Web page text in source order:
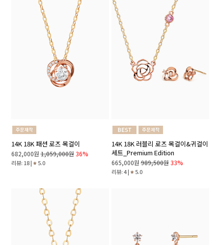
14K 18K 패션 로즈 목걸이
682,000원 1,059,000원 36%
리뷰: 18 | 5.0
14K 18K 러블리 로즈 목걸이&귀걸이
세트_Premium Edition
665,000원 989,500원 33%
리뷰: 4 | 5.0